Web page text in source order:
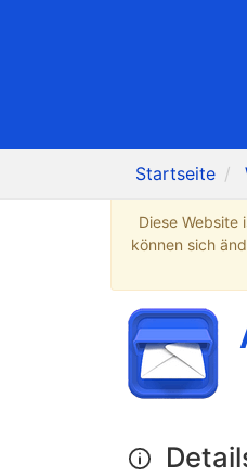
Startseite
Diese
können sich